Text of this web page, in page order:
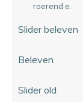
roerend e.
Slider beleven
Beleven
Slider old